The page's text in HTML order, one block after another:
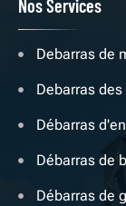
Nos Services
Debarras de
Debarras
Débarras
Débarras de
Débarras de